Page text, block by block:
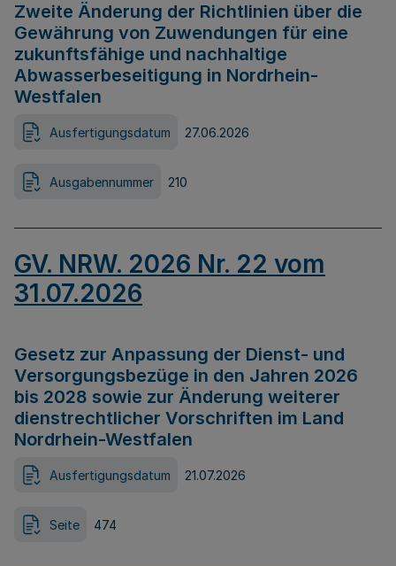
Zweite Änderung der Richtlinien über die
Gewährung von Zuwendungen für eine
zukunftsfähige und nachhaltige
Abwasserbeseitigung in Nordrhein-
Westfalen
Ausfertigungsdatum 27.06.2026
Ausgabennummer 210
GV. NRW. 2026 Nr. 22 vom
31.07.2026
Gesetz zur Anpassung der Dienst- und
Versorgungsbezüge in den Jahren 2026
bis 2028 sowie zur Änderung weiterer
dienstrechtlicher Vorschriften im Land
Nordrhein-Westfalen
Ausfertigungsdatum 21.07.2026
Seite 474